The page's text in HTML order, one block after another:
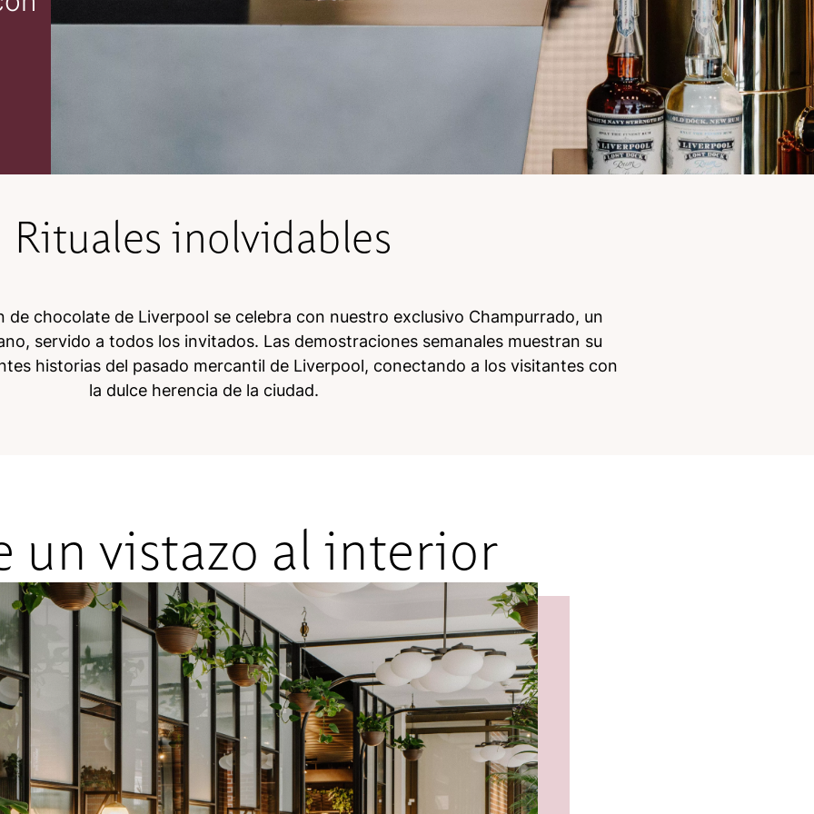
Rituales inolvidables
chocolate de Liverpool se celebra con nuestro exclusivo Champurrado, un
servido a todos los invitados. Las demostraciones semanales muestran su
historias del pasado mercantil de Liverpool, conectando a los visitantes con
la dulce herencia de la ciudad.
un vistazo al interior